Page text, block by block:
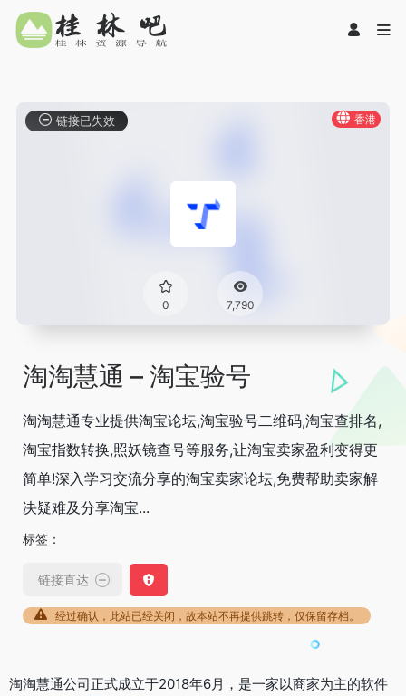
香港
0 7,790
链接已失效
淘淘慧通 – 淘宝验号
淘淘慧通专业提供淘宝论坛,淘宝验号二维码,淘宝查排名,
淘宝指数转换,照妖镜查号等服务,让淘宝卖家盈利变得更
简单!深入学习交流分享的淘宝卖家论坛,免费帮助卖家解
决疑难及分享淘宝...
标签：
链接直达
经过确认，此站已经关闭，故本站不再提供跳转，仅保留存档。
淘淘慧通公司正式成立于2018年6月，是一家以商家为主的软件